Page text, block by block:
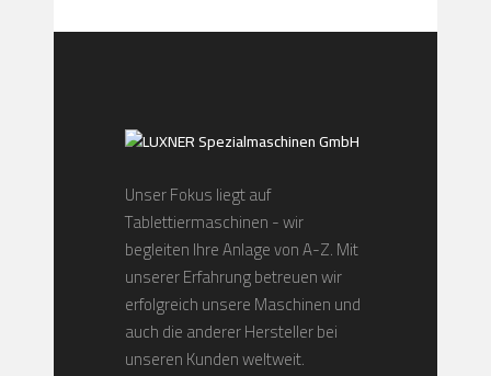
Unser Fokus liegt auf
Tablettiermaschinen - wir
begleiten Ihre Anlage von A-Z. Mit
unserer Erfahrung betreuen wir
erfolgreich unsere Maschinen und
auch die anderer Hersteller bei
unseren Kunden weltweit.